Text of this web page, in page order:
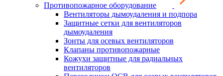
Противопожарное оборудование
Вентиляторы дымоудаления и подпора
Защитные сетки для вентиляторов
дымоудаления
Зонты для осевых вентиляторов
Клапаны противопожарные
Кожухи защитные для радиальных
вентиляторов